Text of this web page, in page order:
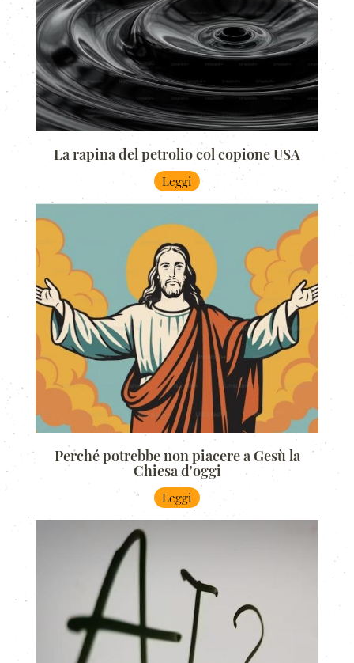
La rapina del petrolio col copione USA
Leggi
Perché potrebbe non piacere a Gesù la
Chiesa d'oggi
Leggi